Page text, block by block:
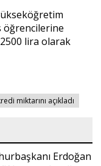
öğrencilerine
lira olarak
miktarını açıkladı